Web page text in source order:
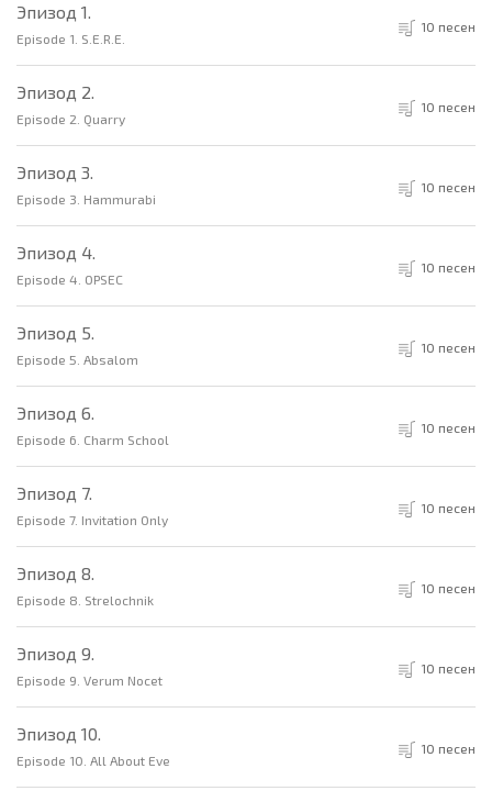
Эпизод 1.
Episode 1. S.E.R.E.
10 песен
Эпизод 2.
Episode 2. Quarry
10 песен
Эпизод 3.
Episode 3. Hammurabi
10 песен
Эпизод 4.
Episode 4. OPSEC
10 песен
Эпизод 5.
Episode 5. Absalom
10 песен
Эпизод 6.
Episode 6. Charm School
10 песен
Эпизод 7.
Episode 7. Invitation Only
10 песен
Эпизод 8.
Episode 8. Strelochnik
10 песен
Эпизод 9.
Episode 9. Verum Nocet
10 песен
Эпизод 10.
Episode 10. All About Eve
10 песен